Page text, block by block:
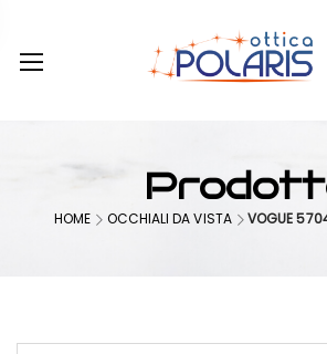
HOME OCCHIALI DA VISTA VOGUE